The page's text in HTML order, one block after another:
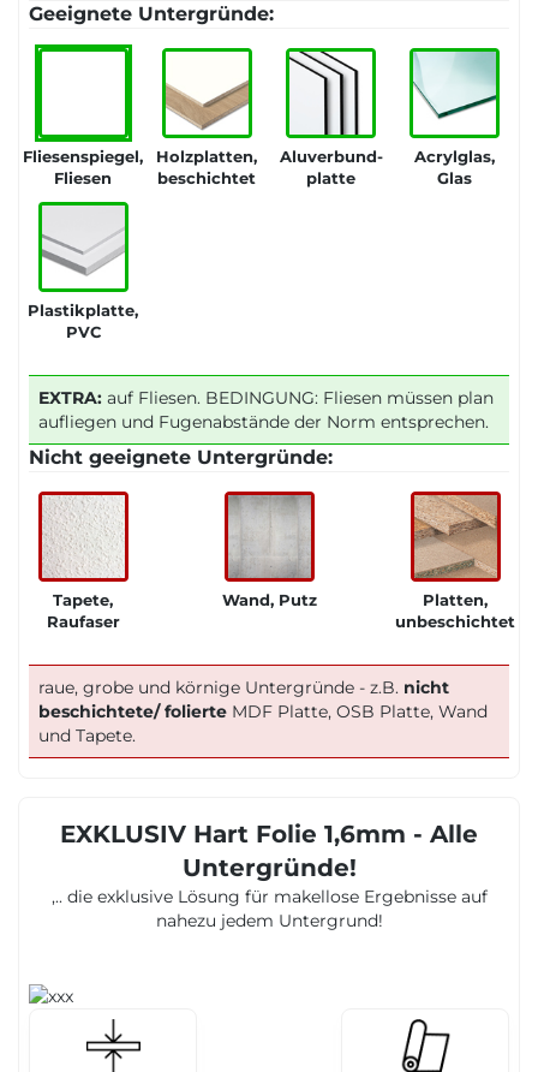
Geeignete Untergründe:
Fliesenspiegel,
Fliesen
Holzplatten,
beschichtet
Aluverbund-
platte
Acrylglas,
Glas
Plastikplatte,
PVC
EXTRA: auf Fliesen. BEDINGUNG: Fliesen müssen plan
aufliegen und Fugenabstände der Norm entsprechen.
Nicht geeignete Untergründe:
Tapete,
Raufaser
Wand, Putz
Platten,
unbeschichtet
raue, grobe und körnige Untergründe - z.B. nicht
beschichtete/ folierte MDF Platte, OSB Platte, Wand
und Tapete.
EXKLUSIV Hart Folie 1,6mm - Alle
Untergründe!
,.. die exklusive Lösung für makellose Ergebnisse auf
nahezu jedem Untergrund!